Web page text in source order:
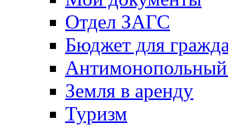
Отдел ЗАГС
Бюджет для
Антимонопольный
Земля в аренду
Туризм